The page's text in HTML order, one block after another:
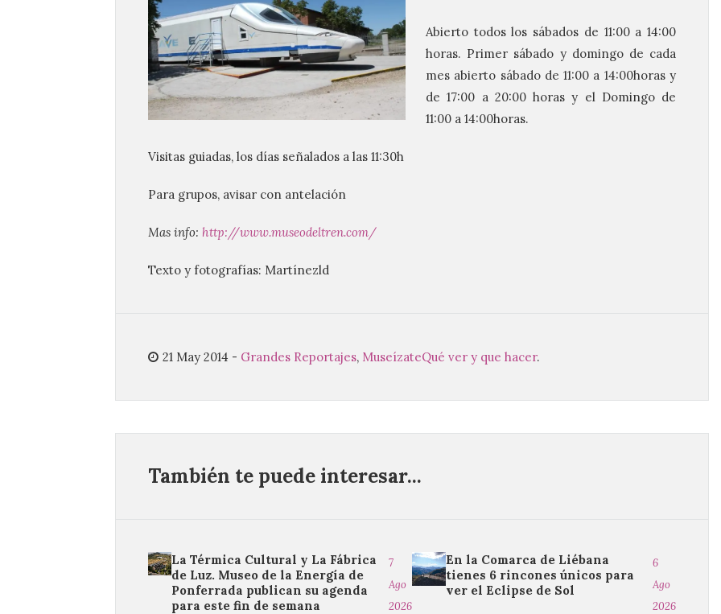
Abierto todos los sábados de 11:00 a 14:00
horas. Primer sábado y domingo de cada
mes abierto sábado de 11:00 a 14:00horas y
de 17:00 a 20:00 horas y el Domingo de
11:00 a 14:00horas.
Visitas guiadas, los días señalados a las 11:30h
Para grupos, avisar con antelación
Mas info: http://www.museodeltren.com/
Texto y fotografías: Martínezld
21 May 2014 - Grandes Reportajes, MuseízateQué ver y que hacer.
También te puede interesar...
La Térmica Cultural y La Fábrica
de Luz. Museo de la Energía de
Ponferrada publican su agenda
para este fin de semana
7
Ago
2026
En la Comarca de Liébana
tienes 6 rincones únicos para
ver el Eclipse de Sol
6
Ago
2026